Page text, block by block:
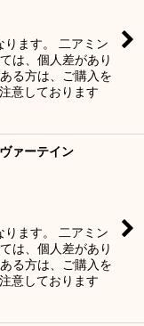
ます。 二アミン
は、個人差があり
る方は、ご購入を
意しております
ヴァーテイン
ます。 二アミン
は、個人差があり
る方は、ご購入を
意しております